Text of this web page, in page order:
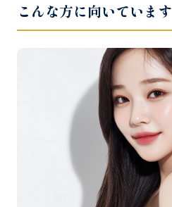
こんな方に向いています